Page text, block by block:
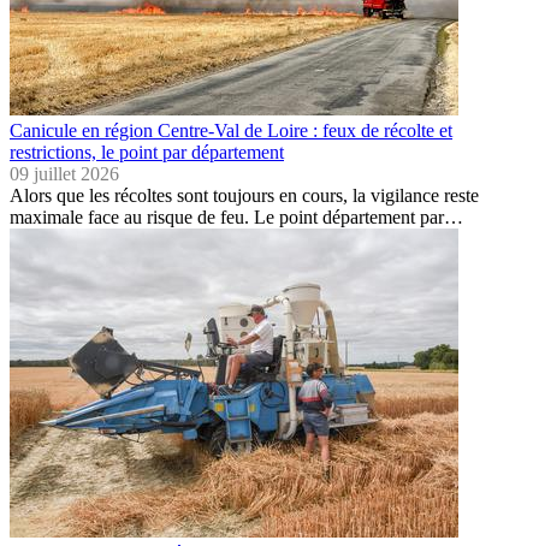
Canicule en région Centre-Val de Loire : feux de récolte et
restrictions, le point par département
09 juillet 2026
Alors que les récoltes sont toujours en cours, la vigilance reste
maximale face au risque de feu. Le point département par…